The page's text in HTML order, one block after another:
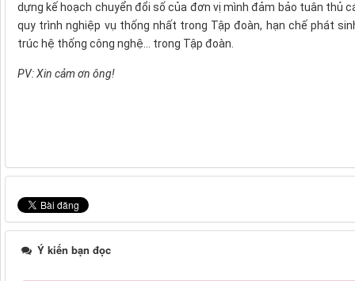
dựng kế hoạch chuyển đổi số của đơn vị mình đảm bảo tuân
quy trình nghiệp vụ thống nhất trong Tập đoàn, hạn chế phát
trúc hệ thống công nghệ… trong Tập đoàn.
PV: Xin cảm ơn ông!
Ý kiến bạn đọc